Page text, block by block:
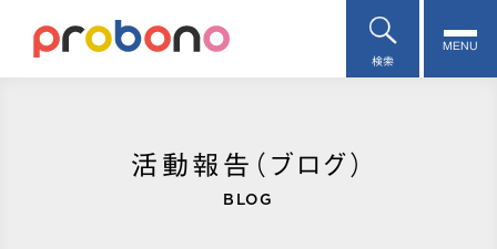
検索
MENU
活動報告（ブログ）
BLOG